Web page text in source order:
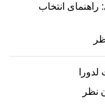
راهنمای انتخاب
نظر